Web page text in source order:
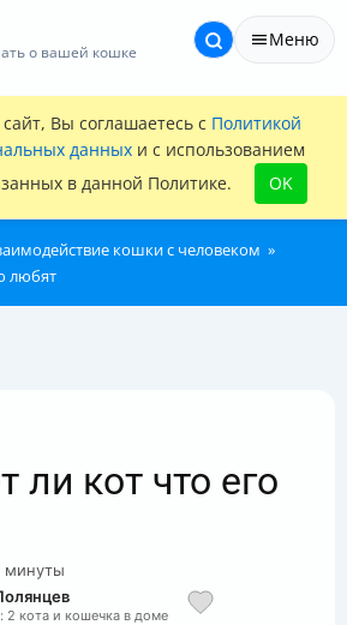
о вашей кошке
Меню
Вы соглашаетесь с Политикой
данных и с использованием
в данной Политике.
OK
кошки с человеком
любят
ли кот что его
минуты
2 кота и кошечка в доме